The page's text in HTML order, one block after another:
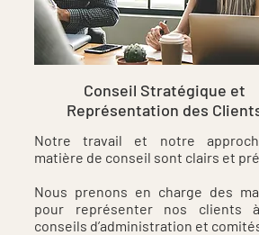
Conseil Stratégique et
Représentation des
Notre travail et notre
matière de conseil sont clairs et
Nous prenons en charge des
pour représenter nos clients
conseils d’administration et